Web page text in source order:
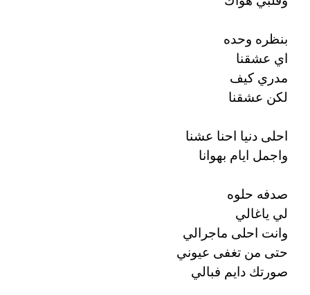
بنظره وحده
اي عشقنا
مدري كيف
لكن عشقنا
احلى دنيا احنا عشنا
واجمل ايام بهوانا
صدفه حلوه
لي ياغالي
وانت احلى ماجرالي
حتى من تغفى عيوني
صورتك دايم فبالي